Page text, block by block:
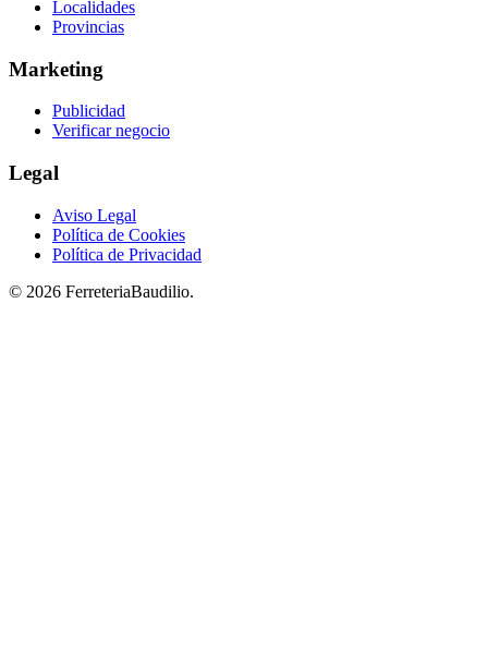
Localidades
Provincias
Marketing
Publicidad
Verificar negocio
Legal
Aviso Legal
Política de Cookies
Política de Privacidad
© 2026 FerreteriaBaudilio.